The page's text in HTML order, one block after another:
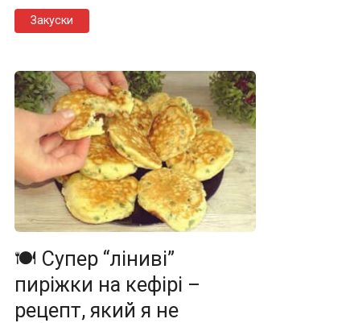
Закуски
🍽️ Супер “ліниві”
пиріжки на кефірі –
рецепт, який я не